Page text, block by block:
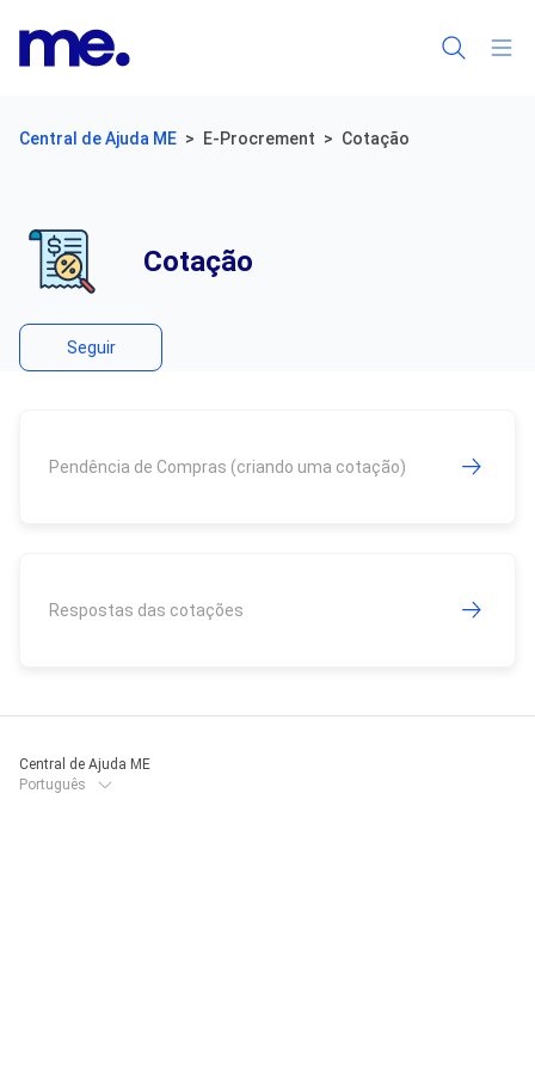
Central de Ajuda ME E-Procrement Cotação
Cotação
Seguir
Pendência de Compras (criando uma cotação)
Respostas das cotações
Central de Ajuda ME
Português